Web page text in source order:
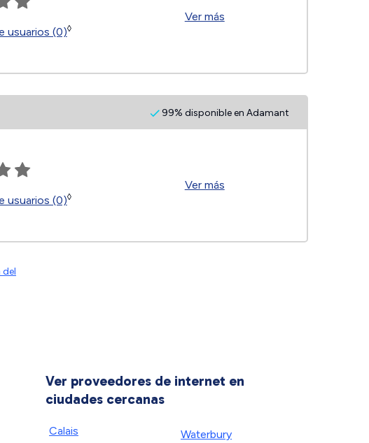
usuarios (0)◊
Ver más
99% disponible en Adamant
usuarios (0)◊
Ver más
Ver proveedores de internet en
ciudades cercanas
Calais
Waterbury